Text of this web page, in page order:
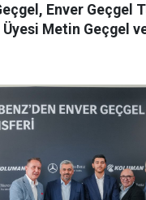
Enver Geçgel
Metin Geçgel